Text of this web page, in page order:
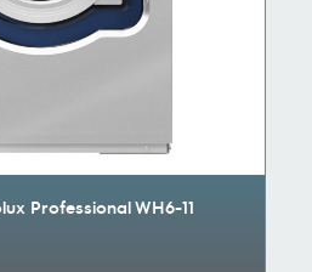
Professional WH6-11